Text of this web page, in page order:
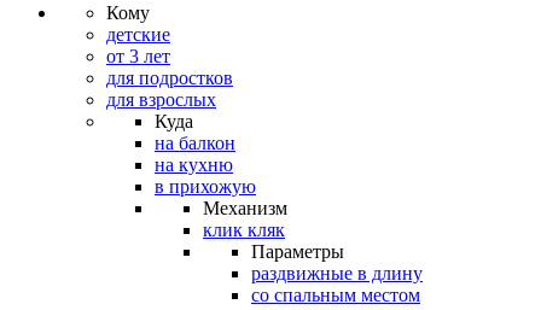
Кому
детские
от 3 лет
для подростков
для взрослых
Куда
на балкон
на кухню
в прихожую
Механизм
клик кляк
Параметры
раздвижные в длину
со спальным местом